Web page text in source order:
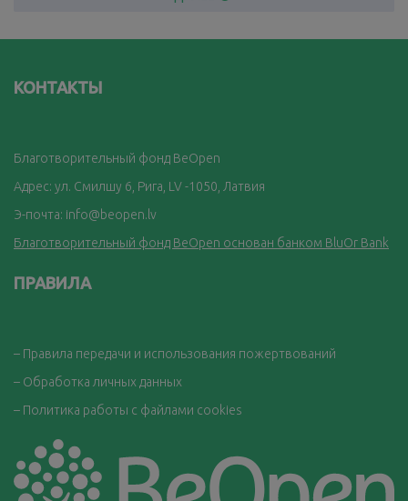
КОНТАКТЫ
Благотворительный фонд BeOpen
Адрес: ул. Смилшу 6, Рига, LV -1050, Латвия
Э-почта: info@beopen.lv
Благотворительный фонд BeOpen основан банком BluOr Bank
ПРАВИЛА
– Правила передачи и использования пожертвований
– Обработка личных данных
– Политика работы с файлами cookies